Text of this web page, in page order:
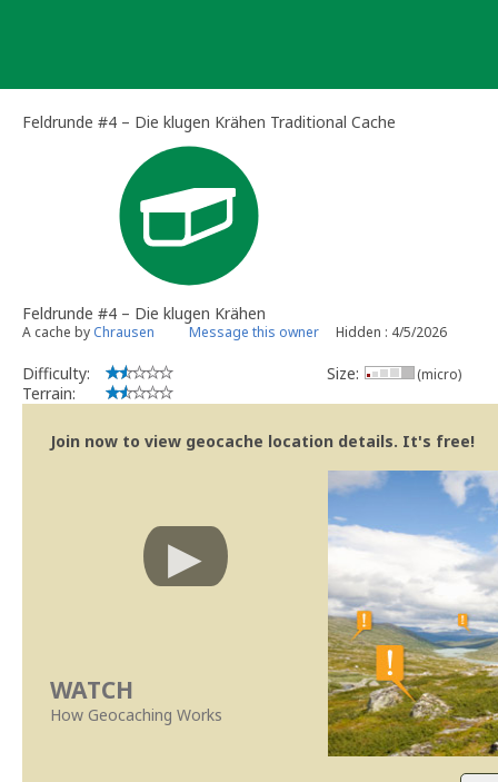
Feldrunde #4 – Die klugen Krähen Traditional Cache
Feldrunde #4 – Die klugen Krähen
A cache by Chrausen Message this owner Hidden : 4/5/2026
Difficulty:
Terrain:
Size: (micro)
Join now to view geocache location details. It's free!
WATCH
How Geocaching Works